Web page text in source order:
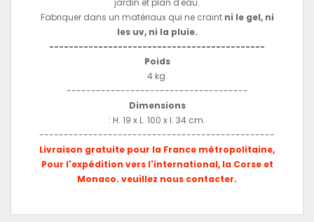
Fabriquer dans un matériaux qui ne craint ni le gel, ni
les uv, ni la pluie.
--------------------------------------------
Poids
4 kg.
-------------------------------------
Dimensions
: H. 19 x L. 100 x l. 34 cm.
------------------------------------------------
Livraison gratuite pour la France métropolitaine,
Pour l'expédition vers l'international, la Corse et
Monaco. veuillez nous contacter.